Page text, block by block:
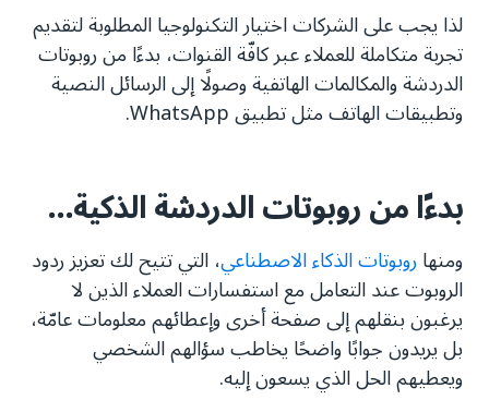
لذا يجب على الشركات اختيار التكنولوجيا المطلوبة لتقديم
تجربة متكاملة للعملاء عبر كافّة القنوات، بدءًا من روبوتات
الدردشة والمكالمات الهاتفية وصولًا إلى الرسائل النصية
وتطبيقات الهاتف مثل تطبيق WhatsApp.
بدءًا من روبوتات الدردشة الذكية...
ومنهاروبوتات الذكاء الاصطناعي، التي تتيح لك تعزيز ردود
الروبوت عند التعامل مع استفسارات العملاء الذين لا
يرغبون بنقلهم إلى صفحة أخرى وإعطائهم معلومات عامّة،
بل يريدون جوابًا واضحًا يخاطب سؤالهم الشخصي
ويعطيهم الحل الذي يسعون إليه.